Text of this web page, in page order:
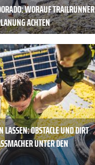
WORAUF TRAILRUNNER
ACHTEN
OBSTACLE UND DIRT
UNTER DEN L